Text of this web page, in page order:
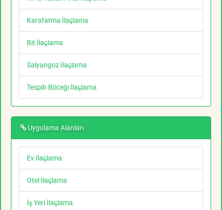
Karafatma İlaçlama
Bit İlaçlama
Salyangoz İlaçlama
Tespih Böceği İlaçlama
Uygulama Alanları
Ev İlaçlama
Otel İlaçlama
İş Yeri İlaçlama